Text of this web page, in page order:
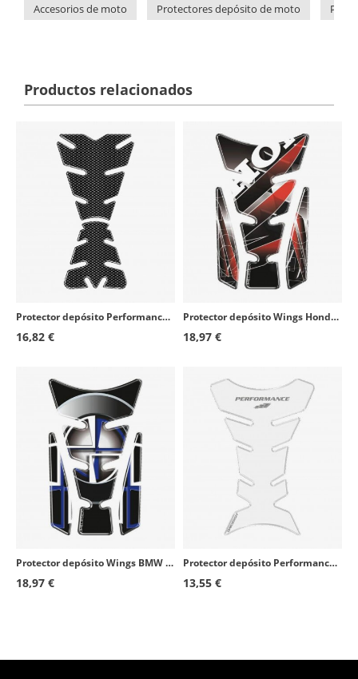
Accesorios de moto Protectores depósito de moto
Productos relacionados
Protector depósito Performance 2 color Carbono de Puig 5876C
16,82 €
Protector depósito Wings Honda color Plata de Puig 4785P
18,97 €
Protector depósito Wings BMW color Negro de Puig 4718N
18,97 €
Protector depósito Performance color Transparente de Puig 4051W
13,55 €